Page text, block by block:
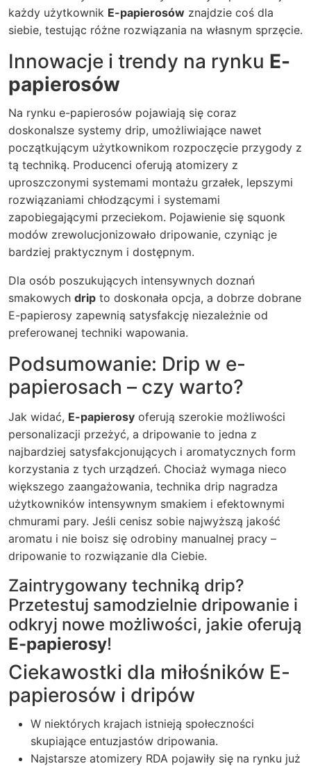
każdy użytkownik E-papierosów znajdzie coś dla
siebie, testując różne rozwiązania na własnym sprzęcie.
Innowacje i trendy na rynku E-
papierosów
Na rynku e-papierosów pojawiają się coraz
doskonalsze systemy drip, umożliwiające nawet
początkującym użytkownikom rozpoczęcie przygody z
tą techniką. Producenci oferują atomizery z
uproszczonymi systemami montażu grzałek, lepszymi
rozwiązaniami chłodzącymi i systemami
zapobiegającymi przeciekom. Pojawienie się squonk
modów zrewolucjonizowało dripowanie, czyniąc je
bardziej praktycznym i dostępnym.
Dla osób poszukujących intensywnych doznań
smakowych drip to doskonała opcja, a dobrze dobrane
E-papierosy zapewnią satysfakcję niezależnie od
preferowanej techniki wapowania.
Podsumowanie: Drip w e-
papierosach – czy warto?
Jak widać, E-papierosy oferują szerokie możliwości
personalizacji przeżyć, a dripowanie to jedna z
najbardziej satysfakcjonujących i aromatycznych form
korzystania z tych urządzeń. Chociaż wymaga nieco
większego zaangażowania, technika drip nagradza
użytkowników intensywnym smakiem i efektownymi
chmurami pary. Jeśli cenisz sobie najwyższą jakość
aromatu i nie boisz się odrobiny manualnej pracy –
dripowanie to rozwiązanie dla Ciebie.
Zaintrygowany techniką drip?
Przetestuj samodzielnie dripowanie i
odkryj nowe możliwości, jakie oferują
E-papierosy!
Ciekawostki dla miłośników E-
papierosów i dripów
W niektórych krajach istnieją społeczności
skupiające entuzjastów dripowania.
Najstarsze atomizery RDA pojawiły się na rynku już